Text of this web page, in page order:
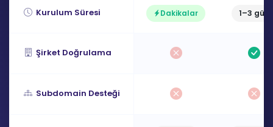
Kurulum Süresi Dakikalar 1–3 gün
Şirket Doğrulama
Subdomain Desteği